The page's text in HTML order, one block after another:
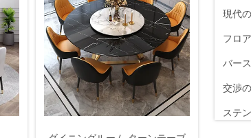
現代
フロ
バー
交渉
ステ